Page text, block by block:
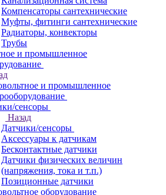
Компенсаторы сантехнические
Муфты, фитинги сантехнические
Радиаторы, конвекторы
Трубы
и промышленное
и промышленное
сенсоры
Назад
Датчики/сенсоры
Аксессуары к датчикам
Бесконтактные датчики
Датчики физических величин
(напряжения, тока и т.п.)
Позиционные датчики
оборудование